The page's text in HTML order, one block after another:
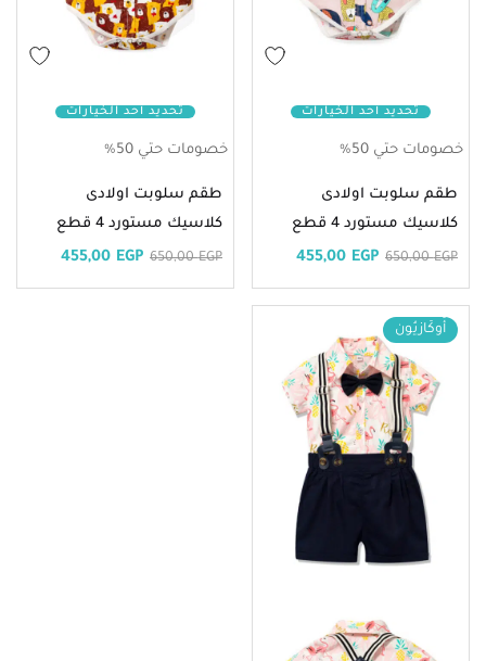
تحديد أحد الخيارات
خصومات حتي 50%
طقم سلوبت اولادى
كلاسيك مستورد 4 قطع
650,00EGP
455,00 EGP
تحديد أحد الخيارات
خصومات حتي 50%
طقم سلوبت اولادى
كلاسيك مستورد 4 قطع
650,00EGP
455,00 EGP
أُوكَازيُون